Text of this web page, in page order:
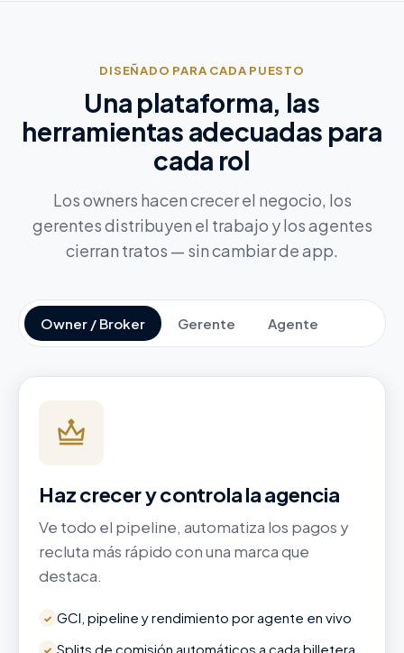
DISEÑADO PARA CADA PUESTO
Una plataforma, las
herramientas adecuadas para
cada rol
Los owners hacen crecer el negocio, los
gerentes distribuyen el trabajo y los agentes
cierran tratos — sin cambiar de app.
Owner / Broker Gerente Agente
Haz crecer y controla la agencia
Ve todo el pipeline, automatiza los pagos y
recluta más rápido con una marca que
destaca.
✓ GCI, pipeline y rendimiento por agente en vivo
✓ Splits de comisión automáticos a cada billetera